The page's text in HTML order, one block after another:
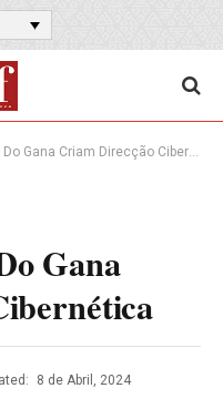
Gana Criam Direcção Cibernética
Gana
8 de Abril, 2024